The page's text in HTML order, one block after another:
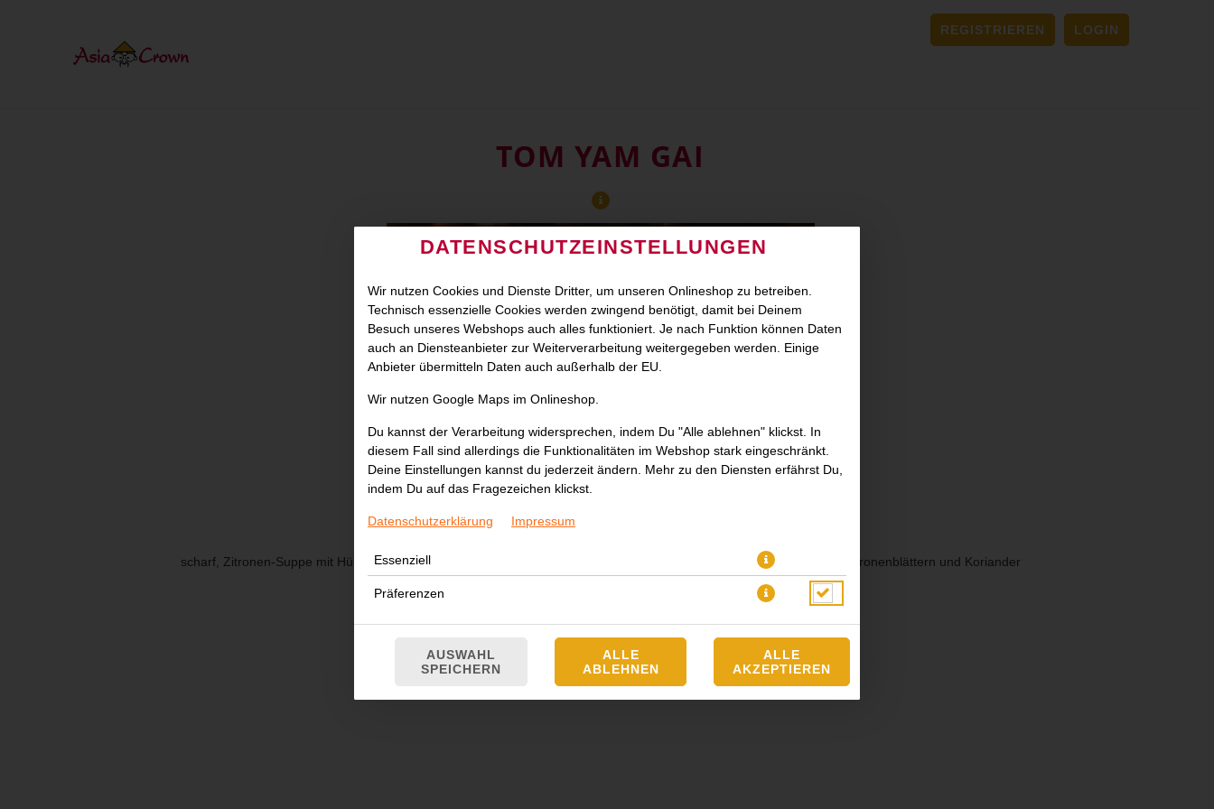
REGISTRIEREN LOGIN
TOM YAM GAI
scharf, Zitronen-Suppe mit Hühnerfleisch, Zitronensaft, Champignons, Bambus, Galgant, Auberginen, Zitronengras, Zitronenblättern und Koriander
DATENSCHUTZEINSTELLUNGEN
Wir nutzen Cookies und Dienste Dritter, um unseren Onlineshop zu betreiben.
Technisch essenzielle Cookies werden zwingend benötigt, damit bei Deinem
Besuch unseres Webshops auch alles funktioniert. Je nach Funktion können Daten
auch an Diensteanbieter zur Weiterverarbeitung weitergegeben werden. Einige
Anbieter übermitteln Daten auch außerhalb der EU.
Wir nutzen Google Maps im Onlineshop.
Du kannst der Verarbeitung widersprechen, indem Du "Alle ablehnen" klickst. In
diesem Fall sind allerdings die Funktionalitäten im Webshop stark eingeschränkt.
Deine Einstellungen kannst du jederzeit ändern. Mehr zu den Diensten erfährst Du,
indem Du auf das Fragezeichen klickst.
Datenschutzerklärung Impressum
Essenziell
Präferenzen
AUSWAHL
SPEICHERN
ALLE
ABLEHNEN
ALLE
AKZEPTIEREN